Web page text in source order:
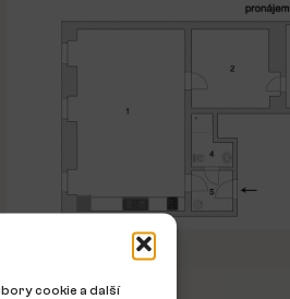
cookie a další